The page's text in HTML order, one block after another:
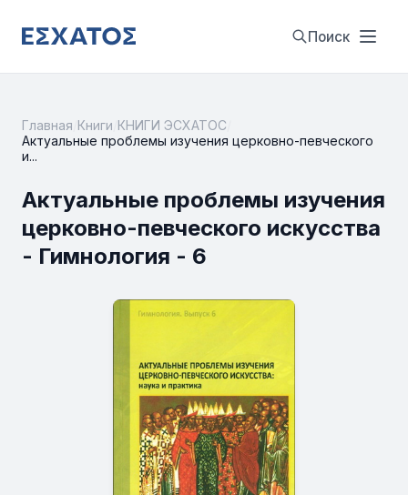
Поиск
Главная Книги КНИГИ ЭСХАТОС
Актуальные проблемы изучения церковно-певческого
и...
Актуальные проблемы изучения
церковно-певческого искусства
- Гимнология - 6